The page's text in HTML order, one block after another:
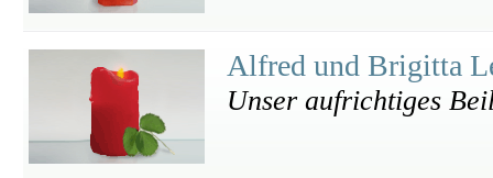
Alfred und Brigitta
Unser aufrichtiges